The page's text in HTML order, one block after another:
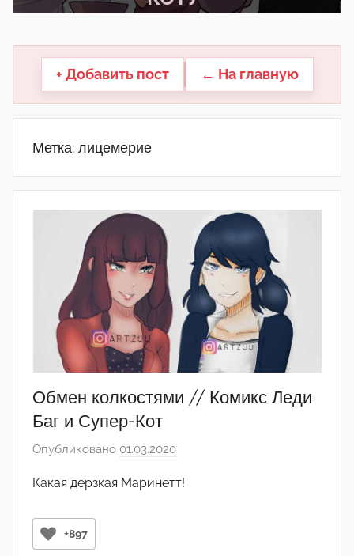
другие.
+ Добавить пост ← На главную
Метка: лицемерие
Обмен колкостями // Комикс Леди
Баг и Супер-Кот
Опубликовано 01.03.2020
т
Какая дерзкая Маринетт!
+897